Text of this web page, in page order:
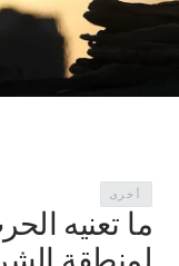
أخرى
ما تعنيه